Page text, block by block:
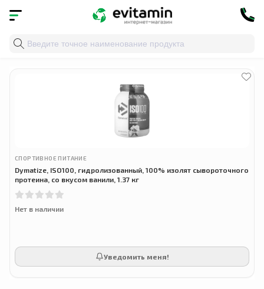
Главная » isolate
СПОРТИВНОЕ ПИТАНИЕ
Dymatize, ISO100, гидролизованный, 100% изолят сывороточного
протеина, со вкусом ванили, 1.37 кг
Нет в наличии
Уведомить меня!